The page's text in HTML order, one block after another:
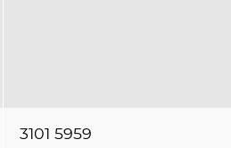
3101 5959